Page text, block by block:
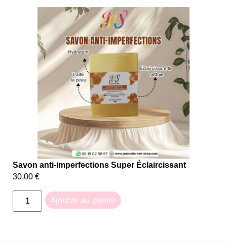
Savon anti-imperfections Super Éclaircissant
30,00 €
Ajouter au panier